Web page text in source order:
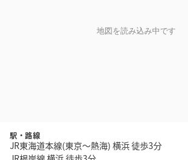
地図を読み込み中です
駅・路線
JR東海道本線(東京～熱海) 横浜 徒歩3分